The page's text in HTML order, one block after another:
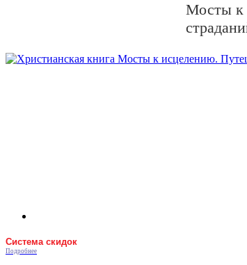
Мосты к
Система скидок
Подробнее